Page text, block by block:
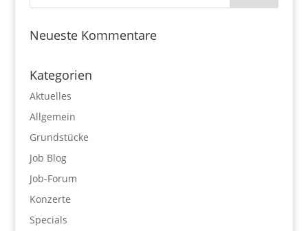
Neueste Kommentare
Kategorien
Aktuelles
Allgemein
Grundstücke
Job Blog
Job-Forum
Konzerte
Specials